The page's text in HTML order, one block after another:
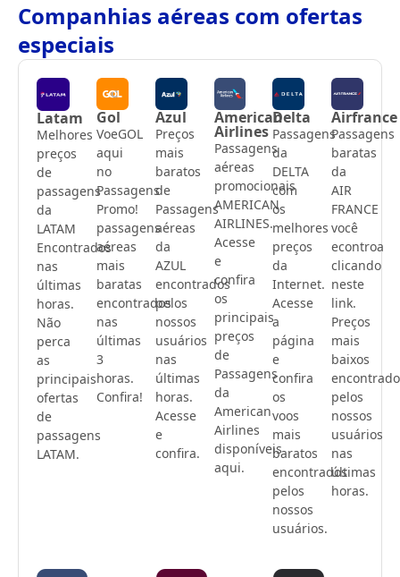
Companhias aéreas com ofertas
especiais
Latam
Melhores
preços
de
passagens
da
LATAM
Encontrados
nas
últimas
horas.
Não
perca
as
principais
ofertas
de
passagens
LATAM.
Gol
VoeGOL
aqui
no
Passagens
Promo!
passagens
aéreas
mais
baratas
encontrados
nas
últimas
3
horas.
Confira!
Azul
Preços
mais
baratos
de
Passagens
aéreas
da
AZUL
encontrados
pelos
nossos
usuários
nas
últimas
horas.
Acesse
e
confira.
American
Airlines
Passagens
aéreas
promocionais
AMERICAN
AIRLINES.
Acesse
e
confira
os
principais
preços
de
Passagens
da
American
Airlines
disponíveis
aqui.
Delta
Passagens
da
DELTA
com
os
melhores
preços
da
Internet.
Acesse
a
página
e
confira
os
voos
mais
baratos
encontrados
pelos
nossos
usuários.
Airfrance
Passagens
baratas
da
AIR
FRANCE
você
econtroa
clicando
neste
link.
Preços
mais
baixos
pelos
nossos
usuários
nas
últimas
horas.